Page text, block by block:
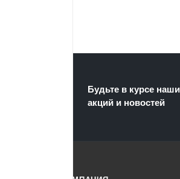
Будьте в курсе
акций и новостей